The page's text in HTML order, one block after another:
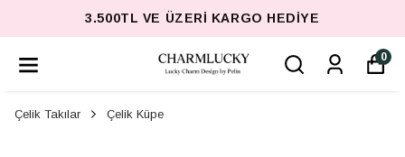
3.500TL VE ÜZERI KARGO HEDIYE
0
Çelik Takılar Çelik Küpe